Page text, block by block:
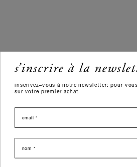
s’inscrire à la
inscrivez–vous à notre newsletter: pour
sur votre premier achat.
email
nome